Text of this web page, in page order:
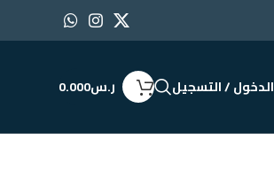
الدخول / التسجيل ر.س0.000